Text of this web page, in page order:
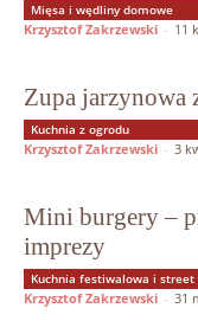
Mięsa i wędliny domowe
Krzysztof Zakrzewski - 11
Zupa jarzynowa
Kuchnia z ogrodu
Krzysztof Zakrzewski - 3
Mini burgery –
imprezy
Kuchnia festiwalowa i street
Krzysztof Zakrzewski - 31